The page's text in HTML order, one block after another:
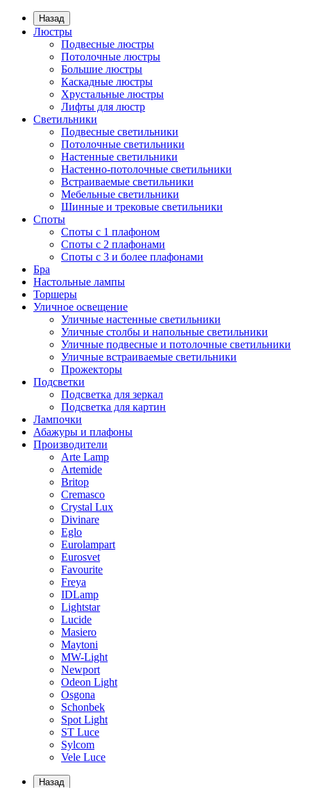
Назад
Люстры
Подвесные люстры
Потолочные люстры
Большие люстры
Каскадные люстры
Хрустальные люстры
Лифты для люстр
Светильники
Подвесные светильники
Потолочные светильники
Настенные светильники
Настенно-потолочные светильники
Встраиваемые светильники
Мебельные светильники
Шинные и трековые светильники
Споты
Споты с 1 плафоном
Споты с 2 плафонами
Споты с 3 и более плафонами
Бра
Настольные лампы
Торшеры
Уличное освещение
Уличные настенные светильники
Уличные столбы и напольные светильники
Уличные подвесные и потолочные светильники
Уличные встраиваемые светильники
Прожекторы
Подсветки
Подсветка для зеркал
Подсветка для картин
Лампочки
Абажуры и плафоны
Производители
Arte Lamp
Artemide
Britop
Cremasco
Crystal Lux
Divinare
Eglo
Eurolampart
Eurosvet
Favourite
Freya
IDLamp
Lightstar
Lucide
Masiero
Maytoni
MW-Light
Newport
Odeon Light
Osgona
Schonbek
Spot Light
ST Luce
Sylcom
Vele Luce
Назад